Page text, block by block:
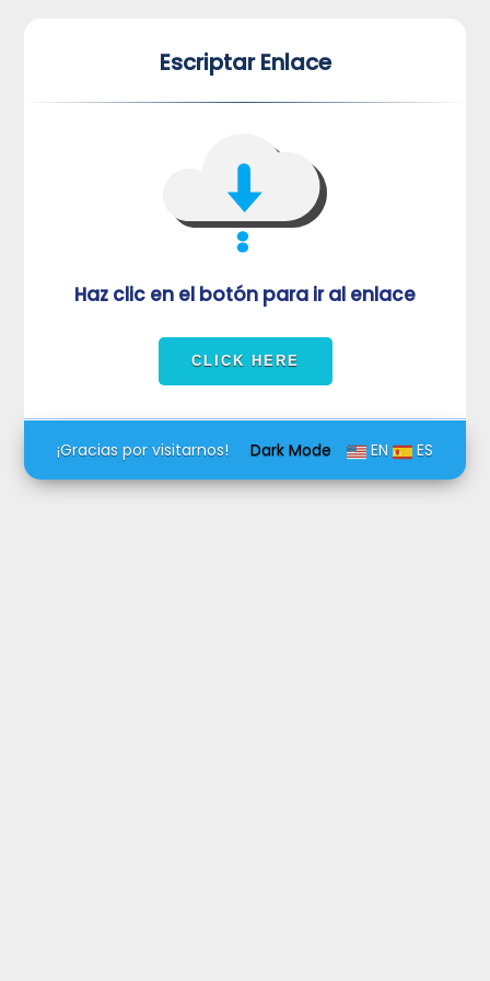
Escriptar Enlace
Haz clic en el botón para ir al enlace
Dark Mode EN ES
¡Gracias por visitarnos!
VUVORmRFeFRNVlJrUjBZd1kza3dkRkJuUFQwPQ==